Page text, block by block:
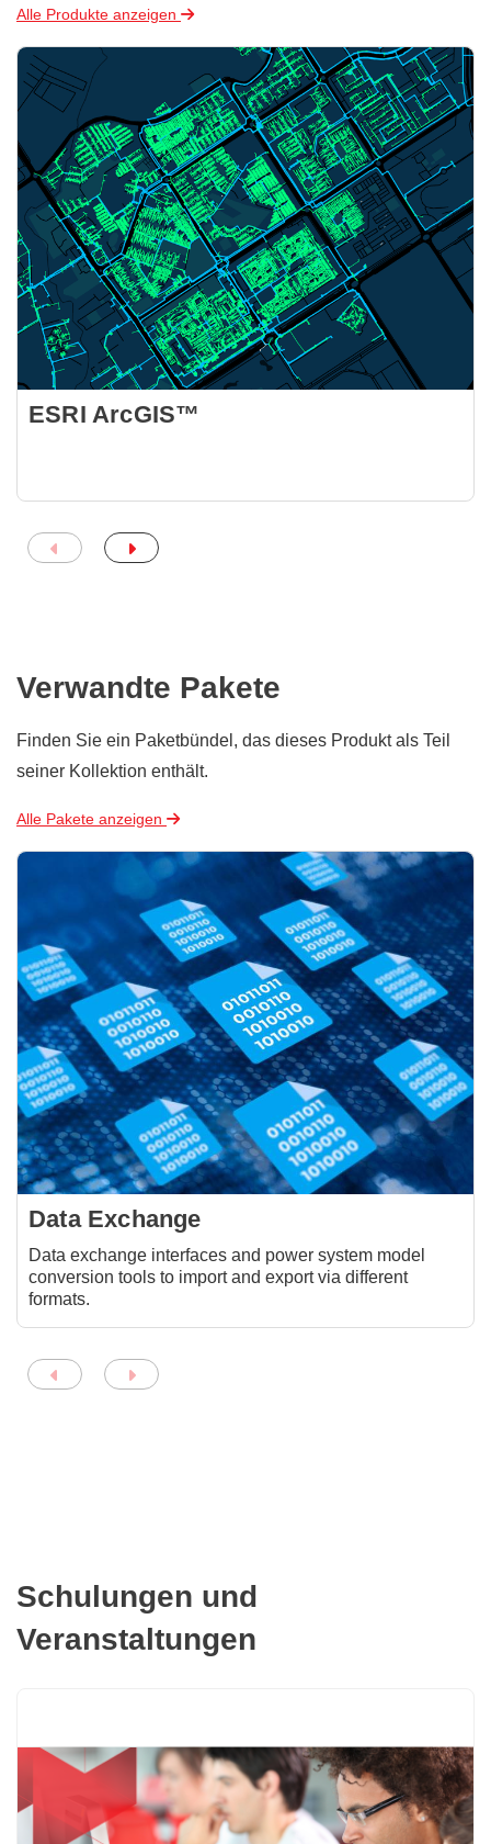
Alle Produkte anzeigen
ESRI ArcGIS™
Verwandte Pakete
Finden Sie ein Paketbündel, das dieses Produkt als Teil
seiner Kollektion enthält.
Alle Pakete anzeigen
Data Exchange
Data exchange interfaces and power system model
conversion tools to import and export via different
formats.
Schulungen und
Veranstaltungen